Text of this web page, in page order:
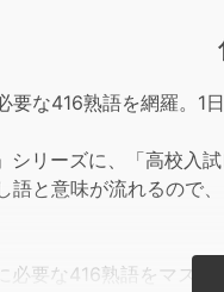
要な416熟語を網羅。1
リーズに、「高校入試
語と意味が流れるので
必要な416熟語をマスタ